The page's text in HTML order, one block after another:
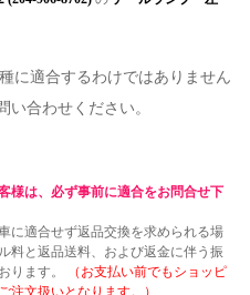
に適合するわけではありません
い合わせください。
様は、必ず事前に適合をお問合せ下
に適合せず返品交換を求められる場
料と返品送料、および返金に伴う振
ります。
（お支払い前でもショッピ
注文扱いとなります。）